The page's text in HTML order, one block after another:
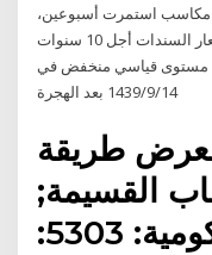
مكاسب استمرت أسبوعين،
حيث تسببت تكهنات بتحقيق انتعاش في أسعار السندات أجل 10 سنوات
مستوى قياسي منخفض في
14‏‏/9‏‏/1439 بعد الهجرة
طريقة
القسيمة;
أدوات الدين الحكومية: 5303: